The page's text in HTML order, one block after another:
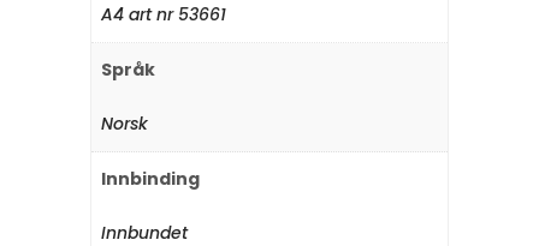
A4 art nr 53661
Språk
Norsk
Innbinding
Innbundet